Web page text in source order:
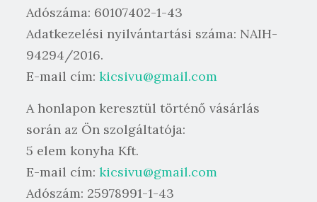
Adószáma: 60107402-1-43
Adatkezelési nyilvántartási száma: NAIH-
94294/2016.
E-mail cím: kicsivu@gmail.com
A honlapon keresztül történő vásárlás
során az Ön szolgáltatója:
5 elem konyha Kft.
E-mail cím: kicsivu@gmail.com
Adószám: 25978991-1-43